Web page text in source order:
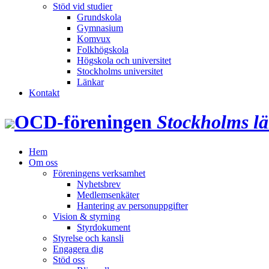
Stöd vid studier
Grundskola
Gymnasium
Komvux
Folkhögskola
Högskola och universitet
Stockholms universitet
Länkar
Kontakt
OCD‑föreningen Stockholms
Hem
Om oss
Föreningens verksamhet
Nyhetsbrev
Medlemsenkäter
Hantering av personuppgifter
Vision & styrning
Styrdokument
Styrelse och kansli
Engagera dig
Stöd oss